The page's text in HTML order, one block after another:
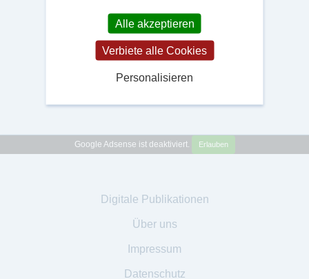
Google Adsense ist deaktiviert. Erlauben
Digitale Publikationen
Über uns
Impressum
Datenschutz
Alle akzeptieren
Verbiete alle Cookies
Personalisieren